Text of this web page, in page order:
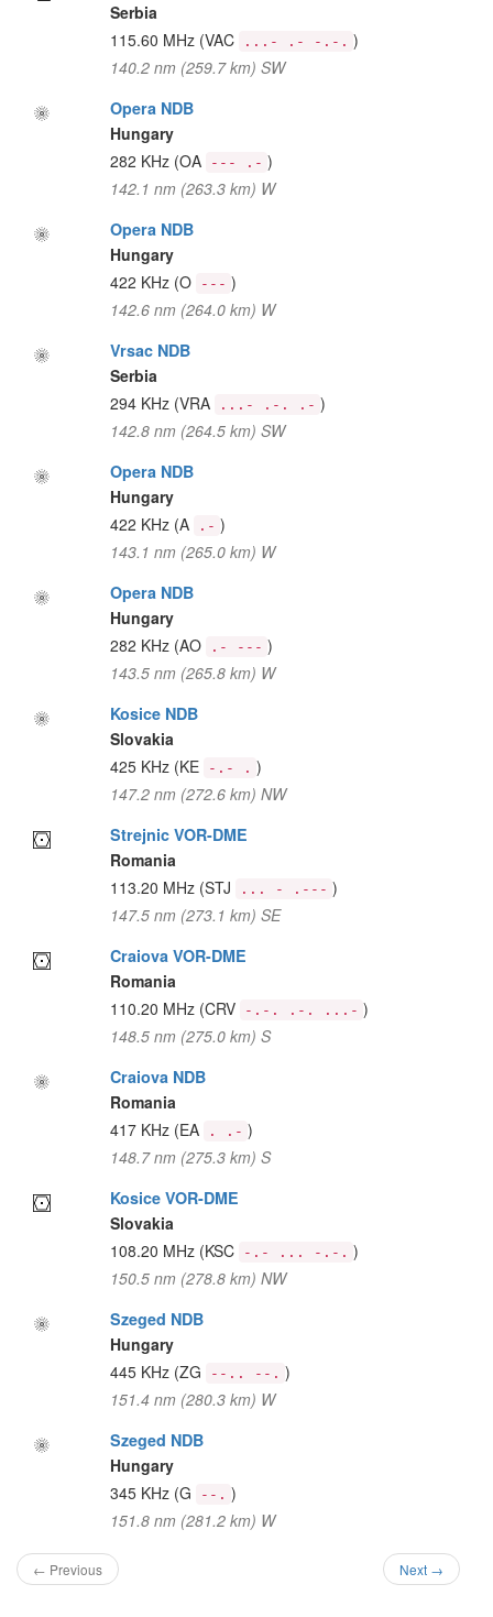
Serbia
115.60 MHz (VAC ...- .- -.-. )
140.2 nm (259.7 km) SW
Opera NDB
Hungary
282 KHz (OA --- .- )
142.1 nm (263.3 km) W
Opera NDB
Hungary
422 KHz (O --- )
142.6 nm (264.0 km) W
Vrsac NDB
Serbia
294 KHz (VRA ...- .-. .- )
142.8 nm (264.5 km) SW
Opera NDB
Hungary
422 KHz (A .- )
143.1 nm (265.0 km) W
Opera NDB
Hungary
282 KHz (AO .- --- )
143.5 nm (265.8 km) W
Kosice NDB
Slovakia
425 KHz (KE -.- . )
147.2 nm (272.6 km) NW
Strejnic VOR-DME
Romania
113.20 MHz (STJ ... - .--- )
147.5 nm (273.1 km) SE
Craiova VOR-DME
Romania
110.20 MHz (CRV -.-. .-. ...- )
148.5 nm (275.0 km) S
Craiova NDB
Romania
417 KHz (EA . .- )
148.7 nm (275.3 km) S
Kosice VOR-DME
Slovakia
108.20 MHz (KSC -.- ... -.-. )
150.5 nm (278.8 km) NW
Szeged NDB
Hungary
445 KHz (ZG --.. --. )
151.4 nm (280.3 km) W
Szeged NDB
Hungary
345 KHz (G --. )
151.8 nm (281.2 km) W
← Previous Next →